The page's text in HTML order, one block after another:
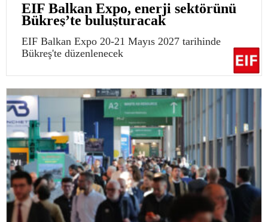
EIF Balkan Expo, enerji sektörünü
Bükreş’te buluşturacak
EIF Balkan Expo 20-21 Mayıs 2027 tarihinde
Bükreş'te düzenlenecek